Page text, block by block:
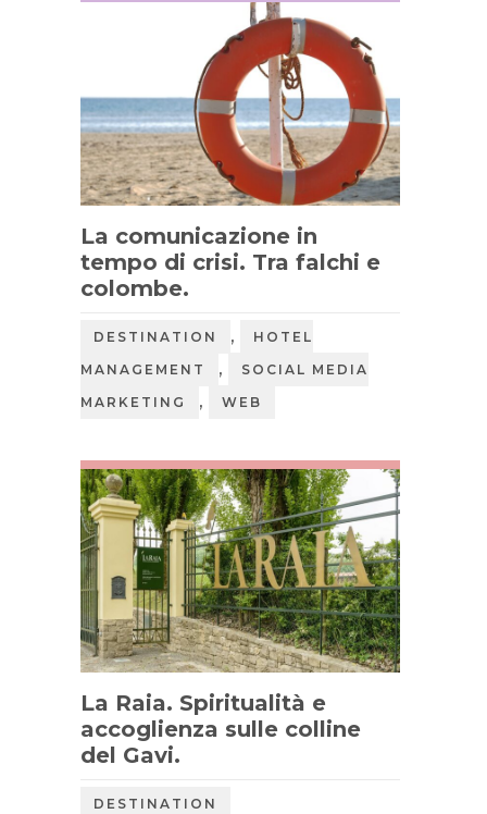
La comunicazione in
tempo di crisi. Tra falchi e
colombe.
DESTINATION ,
HOTEL
MANAGEMENT
,
SOCIAL MEDIA
MARKETING
, WEB
La Raia. Spiritualità e
accoglienza sulle colline
del Gavi.
DESTINATION